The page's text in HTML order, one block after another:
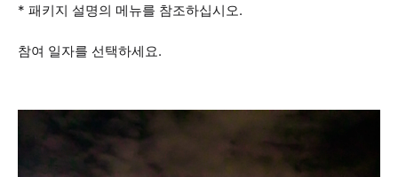
* 패키지 설명의 메뉴를 참조하십시오.
참여 일자를 선택하세요.